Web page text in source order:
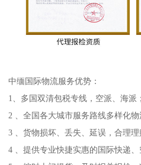
中缅国际物流服务优势：
1、多国双清包税专线，空派、海派；
2 、全国各大城市服务路线多样化物
3 、货物损坏、丢失、延误，合理理
4 、提供专业快捷实惠的国际快递、